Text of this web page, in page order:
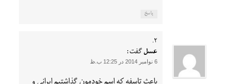
پاسخ
عسلگفت:
6 نوامبر 2014 در 12:25 ب.ظ